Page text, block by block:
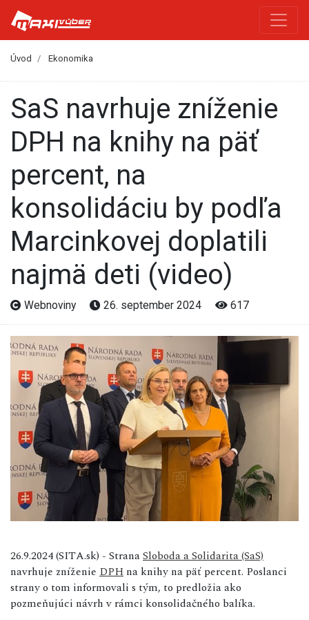
Úvod Ekonomika
SaS navrhuje zníženie
DPH na knihy na päť
percent, na
konsolidáciu by podľa
Marcinkovej doplatili
najmä deti (video)
Webnoviny 26. september 2024 617
26.9.2024 (SITA.sk) - StranaSloboda a Solidarita (SaS)
navrhuje zníženie DPH na knihy na päť percent. Poslanci
strany o tom informovali s tým, to predložia ako
pozmeňujúci návrh v rámci konsolidačného balíka.